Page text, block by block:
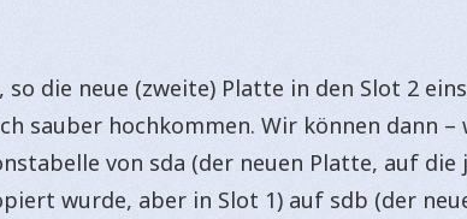
die neue (zweite) Platte in den Slot 2
sauber hochkommen. Wir können dann –
von sda (der neuen Platte, auf die
wurde, aber in Slot 1) auf sdb (der